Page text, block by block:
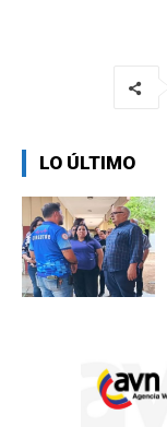
LO ÚLTIMO